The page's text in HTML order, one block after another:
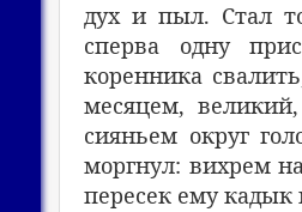
дух и пыл. Стал
сперва одну
коренника
месяцем,
сияньем округ
моргнул: вихрем
пересек ему